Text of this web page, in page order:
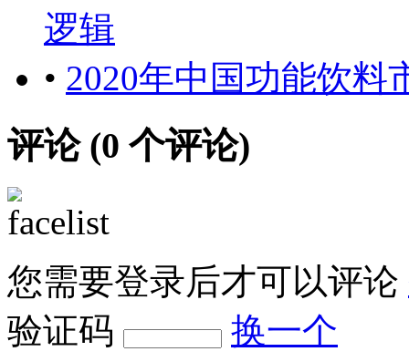
逻辑
• 2020年中国功能饮料
评论 (0 个评论)
您需要登录后才可以评论
验证码
换一个